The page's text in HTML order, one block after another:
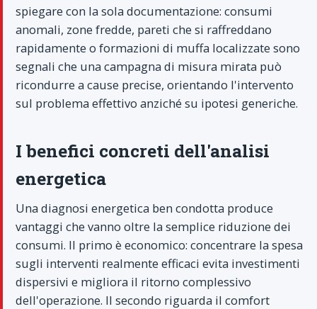
spiegare con la sola documentazione: consumi
anomali, zone fredde, pareti che si raffreddano
rapidamente o formazioni di muffa localizzate sono
segnali che una campagna di misura mirata può
ricondurre a cause precise, orientando l'intervento
sul problema effettivo anziché su ipotesi generiche.
I benefici concreti dell'analisi
energetica
Una diagnosi energetica ben condotta produce
vantaggi che vanno oltre la semplice riduzione dei
consumi. Il primo è economico: concentrare la spesa
sugli interventi realmente efficaci evita investimenti
dispersivi e migliora il ritorno complessivo
dell'operazione. Il secondo riguarda il comfort